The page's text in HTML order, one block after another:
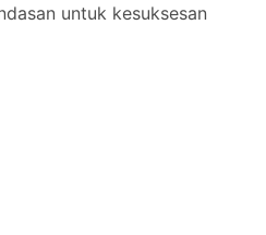
untuk kesuksesan